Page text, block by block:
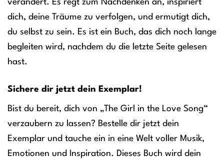
verändert. Es regt zum Nachdenken an, inspiriert
dich, deine Träume zu verfolgen, und ermutigt dich,
du selbst zu sein. Es ist ein Buch, das dich noch lange
begleiten wird, nachdem du die letzte Seite gelesen
hast.
Sichere dir jetzt dein Exemplar!
Bist du bereit, dich von „The Girl in the Love Song“
verzaubern zu lassen? Bestelle dir jetzt dein
Exemplar und tauche ein in eine Welt voller Musik,
Emotionen und Inspiration. Dieses Buch wird dein